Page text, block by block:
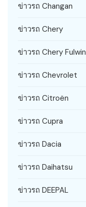
ข่าวรถ Changan
ข่าวรถ Chery
ข่าวรถ Chery Fulwin
ข่าวรถ Chevrolet
ข่าวรถ Citroën
ข่าวรถ Cupra
ข่าวรถ Dacia
ข่าวรถ Daihatsu
ข่าวรถ DEEPAL